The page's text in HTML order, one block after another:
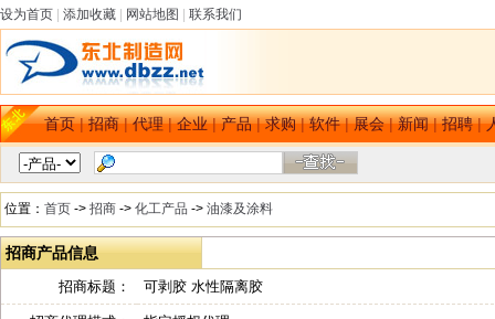
设为首页 添加收藏 网站地图 联系我们
首页|招商|代理|企业|产品|求购|软件|展会|新闻|招聘|
位置： 首页 -> 招商 -> 化工产品 -> 油漆及涂料
招商产品信息
招商标题： 可剥胶 水性隔离胶